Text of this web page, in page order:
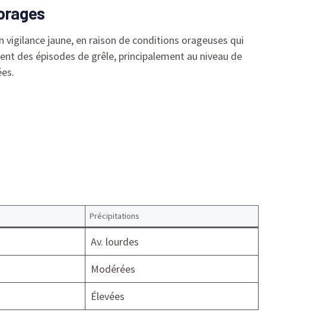
vigilance jaune, en raison de conditions orageuses qui
des épisodes de grêle, principalement au niveau de
Précipitations
Av. lourdes
Modérées
Élevées